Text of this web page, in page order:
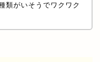
類がいそうでワクワク